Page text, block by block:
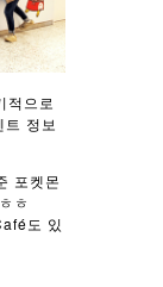
적으로
정보
포켓몬
ㅎ
도 있